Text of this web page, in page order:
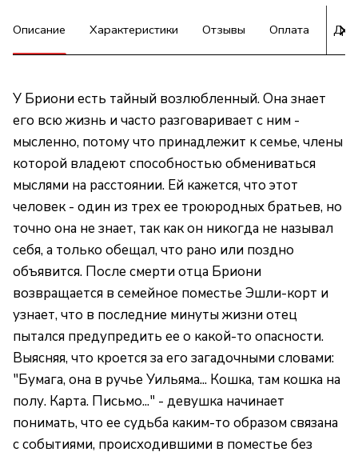
Описание Характеристики Отзывы Оплата
У Бриони есть тайный возлюбленный. Она знает
его всю жизнь и часто разговаривает с ним -
мысленно, потому что принадлежит к семье, члены
которой владеют способностью обмениваться
мыслями на расстоянии. Ей кажется, что этот
человек - один из трех ее троюродных братьев, но
точно она не знает, так как он никогда не называл
себя, а только обещал, что рано или поздно
объявится. После смерти отца Бриони
возвращается в семейное поместье Эшли-корт и
узнает, что в последние минуты жизни отец
пытался предупредить ее о какой-то опасности.
Выясняя, что кроется за его загадочными словами:
"Бумага, она в ручье Уильяма... Кошка, там кошка на
полу. Карта. Письмо..." - девушка начинает
понимать, что ее судьба каким-то образом связана
с событиями, происходившими в поместье без